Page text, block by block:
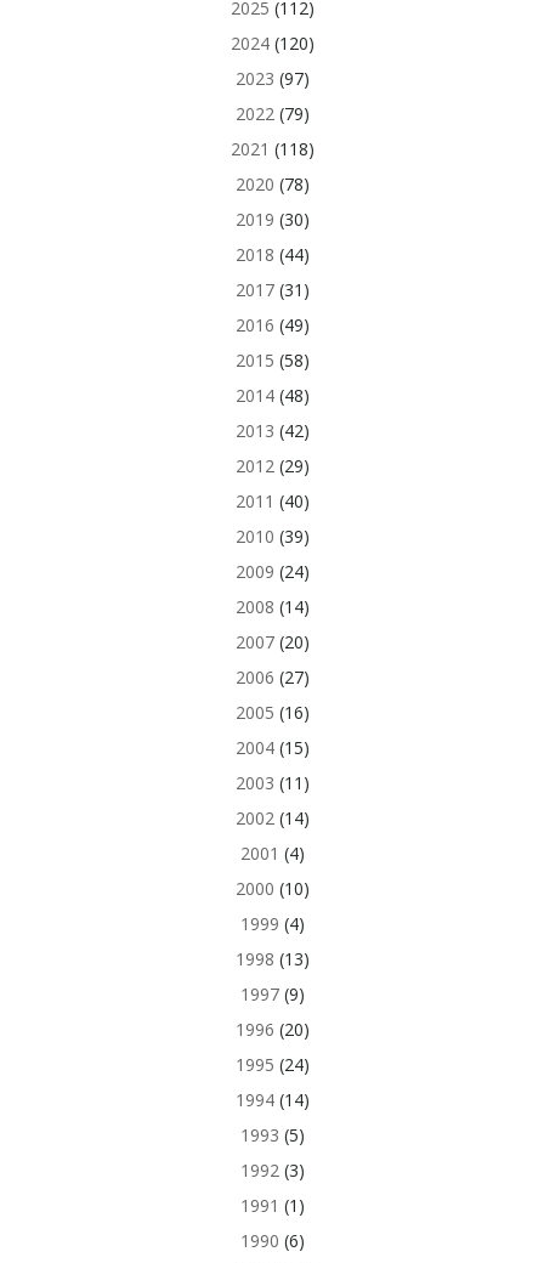
2025 (112)
2024(120)
2023 (97)
2022(79)
2021 (118)
2020 (78)
2019 (30)
2018 (44)
2017(31)
2016 (49)
2015 (58)
2014(48)
2013 (42)
2012(29)
2011 (40)
2010 (39)
2009 (24)
2008 (14)
2007(20)
2006 (27)
2005 (16)
2004(15)
2003 (11)
2002(14)
2001 (4)
2000 (10)
1999 (4)
1998 (13)
1997(9)
1996 (20)
1995 (24)
1994(14)
1993 (5)
1992(3)
1991 (1)
1990 (6)